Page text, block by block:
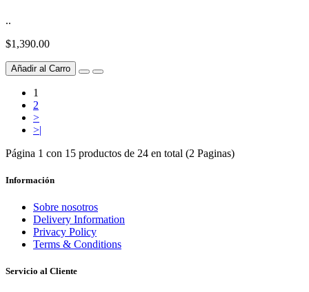
..
$1,390.00
Añadir al Carro
1
2
>
>|
Página 1 con 15 productos de 24 en total (2 Paginas)
Información
Sobre nosotros
Delivery Information
Privacy Policy
Terms & Conditions
Servicio al Cliente